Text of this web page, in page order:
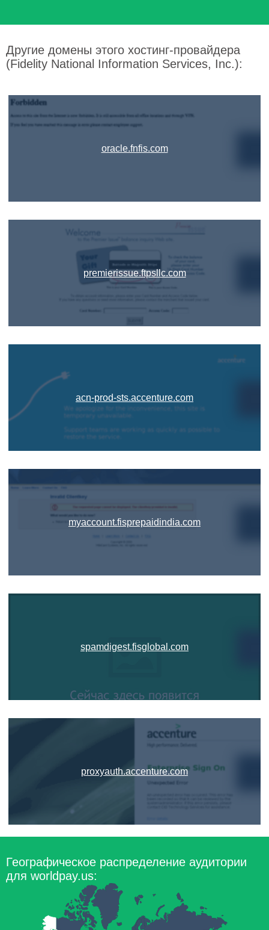
Другие домены этого хостинг-провайдера
(Fidelity National Information Services, Inc.):
oracle.fnfis.com
premierissue.ftpsllc.com
acn-prod-sts.accenture.com
myaccount.fisprepaidindia.com
spamdigest.fisglobal.com
proxyauth.accenture.com
Географическое распределение аудитории
для worldpay.us: